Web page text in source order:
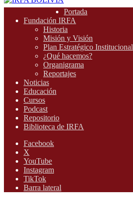
Portada
Fundación IRFA
Historia
Misión y Visión
Plan Estratégico Institucional
¿Qué hacemos?
Organigrama
Reportajes
Noticias
Educación
Cursos
Podcast
Repositorio
Biblioteca de IRFA
Facebook
X
YouTube
Instagram
TikTok
Barra lateral